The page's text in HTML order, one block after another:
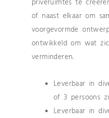
privéruimtes te
of naast elkaar om
voorgevormde
ontwikkeld om wat
verminderen.
Leverbaar in
of 3 persoons
Leverbaar in